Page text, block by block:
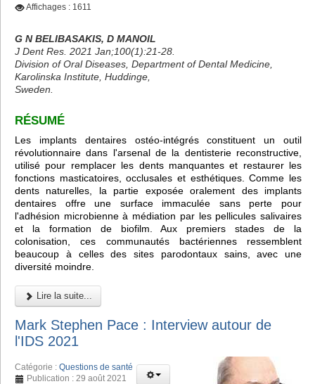
Affichages : 1611
G N BELIBASAKIS, D MANOIL
J Dent Res. 2021 Jan;100(1):21-28.
Division of Oral Diseases, Department of Dental Medicine,
Karolinska Institute, Huddinge,
Sweden.
RÉSUMÉ
Les implants dentaires ostéo-intégrés constituent un outil
révolutionnaire dans l'arsenal de la dentisterie reconstructive,
utilisé pour remplacer les dents manquantes et restaurer les
fonctions masticatoires, occlusales et esthétiques. Comme les
dents naturelles, la partie exposée oralement des implants
dentaires offre une surface immaculée sans perte pour
l'adhésion microbienne à médiation par les pellicules salivaires
et la formation de biofilm. Aux premiers stades de la
colonisation, ces communautés bactériennes ressemblent
beaucoup à celles des sites parodontaux sains, avec une
diversité moindre.
Lire la suite...
Mark Stephen Pace : Interview autour de
l'IDS 2021
Catégorie : Questions de santé
Publication : 29 août 2021